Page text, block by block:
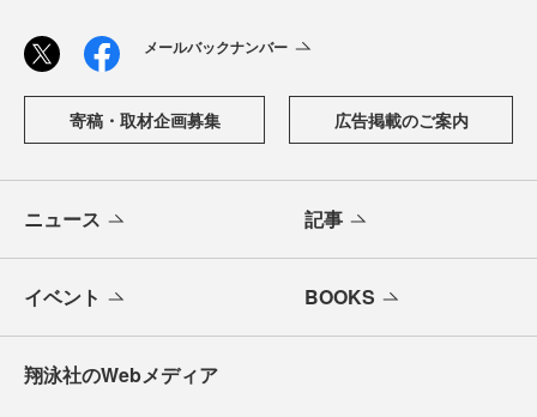
メールバックナンバー
寄稿・取材企画募集 広告掲載のご案内
ニュース 記事
イベント BOOKS
翔泳社のWebメディア